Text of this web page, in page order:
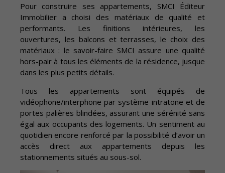
Pour construire ses appartements, SMCI Éditeur
Immobilier a choisi des matériaux de qualité et
performants. Les finitions intérieures, les
ouvertures, les balcons et terrasses, le choix des
matériaux : le savoir-faire SMCI assure une qualité
hors-pair à tous les éléments de la résidence, jusque
dans les plus petits détails.
Tous les appartements sont équipés de
vidéophone/interphone par système intratone et de
portes palières blindées, assurant une sérénité sans
égal aux occupants des logements. Un sentiment au
quotidien encore renforcé par la possibilité d’avoir un
accès direct aux appartements depuis les
stationnements situés au sous-sol.